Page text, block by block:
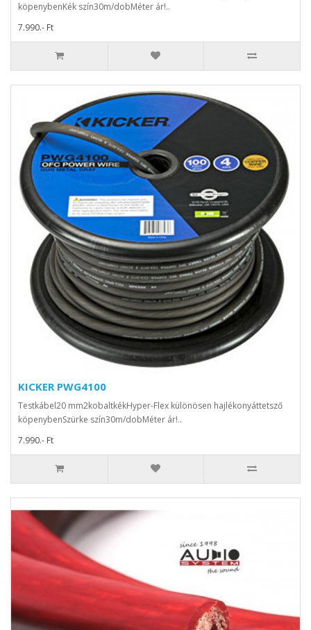
köpenybenKék szín30m/dobMéter ár!..
7.990.- Ft
KICKER PWG4100
Testkábel20 mm2kobaltkékHyper-Flex különösen hajlékonyáttetsző
köpenybenSzürke szín30m/dobMéter ár!..
7.990.- Ft